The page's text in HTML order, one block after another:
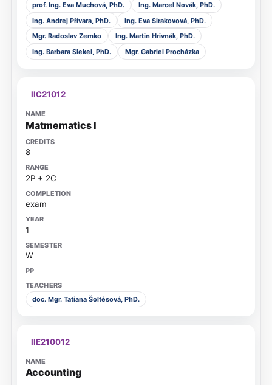
prof. Ing. Eva Muchová, PhD.
Ing. Marcel Novák, PhD.
Ing. Andrej Přívara, PhD.
Ing. Eva Sirakovová, PhD.
Mgr. Radoslav Zemko
Ing. Martin Hrivnák, PhD.
Ing. Barbara Siekel, PhD.
Mgr. Gabriel Procházka
IIC21012
Matmematics I
8
2P + 2C
exam
1
W
doc. Mgr. Tatiana Šoltésová, PhD.
IIE210012
Accounting